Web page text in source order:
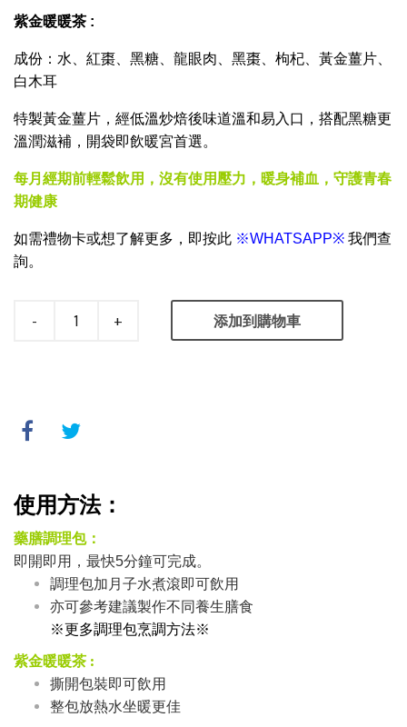
紫金暖暖茶 :
成份：水、紅棗、黑糖、龍眼肉、黑棗、枸杞、黃金薑片、
白木耳
特製黃金薑片，經低溫炒焙後味道溫和易入口，搭配黑糖更
溫潤滋補，開袋即飲暖宮首選。
每月經期前輕鬆飲用，沒有使用壓力，暖身補血，守護青春
期健康
如需禮物卡或想了解更多， 即按此 ※WHATSAPP※ 我們查
詢。
- + 添加到購物車
使用方法：
藥膳調理包：
即開即用，最快5分鐘可完成。
調理包加月子水煮滾即可飲用
亦可參考建議製作不同養生膳食
※更多調理包烹調方法※
紫金暖暖茶 :
撕開包裝即可飲用
整包放熱水坐暖更佳